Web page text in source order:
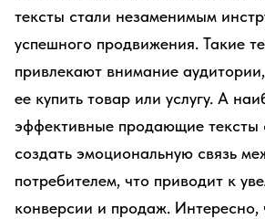
тексты стали незаменимым
успешного продвижения. Такие
привлекают внимание
ее купить товар или услугу. А
эффективные продающие тексты
создать эмоциональную связь
потребителем, что приводит к
конверсии и продаж. Интересно,